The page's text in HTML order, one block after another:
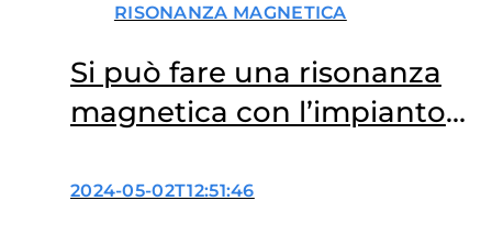
RISONANZA MAGNETICA
Si può fare una risonanza
magnetica con l’impianto
2024-05-02T12:51:46